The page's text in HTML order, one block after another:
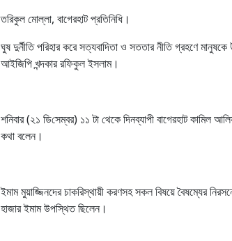
তরিকুল মোল্লা, বাগেরহাট প্রতিনিধি।
ঘুষ দুর্নীতি পরিহার করে সত্যবাদিতা ও সততার নীতি গ্রহণে
আইজিপি খন্দকার রফিকুল ইসলাম।
শনিবার (২১ ডি‌সেম্বর) ১১ টা থেকে দিনব্যাপী বাগেরহাট কামিল
কথা বলেন।
ইমাম মুয়াজ্জিনদের চাকরিস্থায়ী করণসহ সকল বিষয়ে বৈষম্যের
হাজার ইমাম উপস্থিত ছিলেন।